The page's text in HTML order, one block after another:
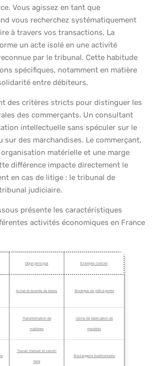
Vous agissez en tant que
vous recherchez systématiquement
à travers vos transactions. La
un acte isolé en une activité
par le tribunal. Cette habitude
spécifiques, notamment en matière
entre débiteurs.
des critères stricts pour distinguer les
des commerçants. Un consultant
intellectuelle sans spéculer sur le
sur des marchandises. Le commerçant,
matérielle et une marge
différence impacte directement le
en cas de litige : le tribunal de
judiciaire.
présente les caractéristiques
activités économiques en France
Objet principal Exemple concret
Achat et revente de biens Boutique de prêt-à-porter
Transformation de
matières
Usine de fabrication de
meubles
Travail manuel et savoir-
faire
Boulangerie traditionnelle